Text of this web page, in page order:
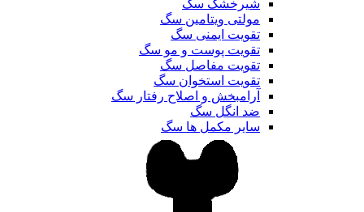
شیرخشک سگ
مولتی ویتامین سگ
تقویت ایمنی سگ
تقویت پوست و مو سگ
تقویت مفاصل سگ
تقویت استخوان سگ
آرامبخش و اصلاح رفتار سگ
ضد انگل سگ
سایر مکمل ها سگ